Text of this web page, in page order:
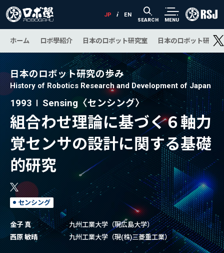
SEARCH MENU
ホーム ロボ學紹介 日本のロボット研究室 日本のロボット研究
日本のロボット研究の歩み
History of Robotics Research and Development of Japan
1993 Sensing〈センシング〉
組合わせ理論に基づく６軸力
覚センサの設計に関する基礎
的研究
センシング
金子 真
九州工業大学（現広島大学）
西原 敏晴
九州工業大学（現(株)三菱重工業）